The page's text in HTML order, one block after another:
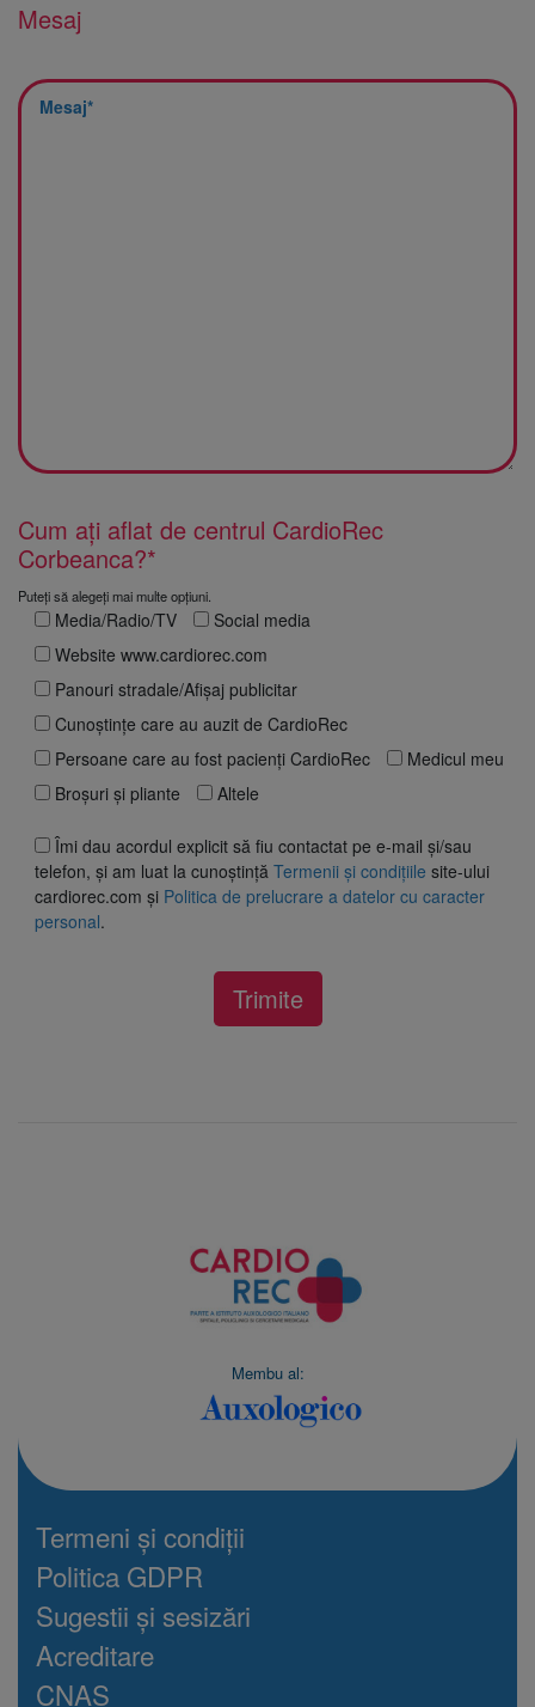
Mesaj
Cum ați aflat de centrul CardioRec
Corbeanca?*
Puteți să alegeți mai multe opțiuni.
Media/Radio/TV
Social media
Website www.cardiorec.com
Panouri stradale/Afișaj publicitar
Cunoștințe care au auzit de CardioRec
Persoane care au fost pacienți CardioRec
Medicul meu
Broșuri și pliante
Altele
Îmi dau acordul explicit să fiu contactat pe e-mail și/sau
telefon, și am luat la cunoștință Termenii și condițiile site-ului
cardiorec.com și Politica de prelucrare a datelor cu caracter
personal.
Membu al:
Termeni și condiții
Politica GDPR
Sugestii și sesizări
Acreditare
CNAS